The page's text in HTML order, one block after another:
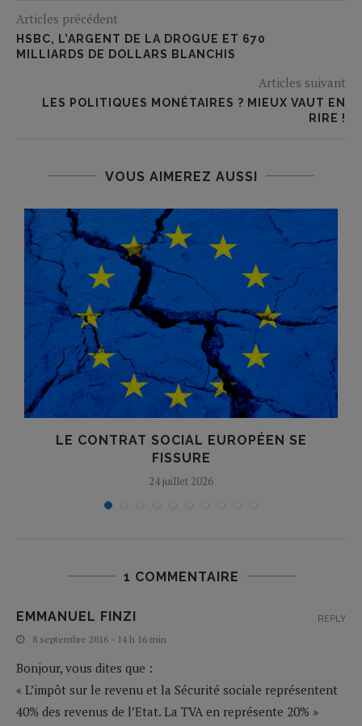
Articles précédent
HSBC, L’ARGENT DE LA DROGUE ET 670
MILLIARDS DE DOLLARS BLANCHIS
Articles suivant
LES POLITIQUES MONÉTAIRES ? MIEUX VAUT EN
RIRE !
VOUS AIMEREZ AUSSI
LE CONTRAT SOCIAL EUROPÉEN SE
FISSURE
24 juillet 2026
1 COMMENTAIRE
EMMANUEL FINZI
8 septembre 2016 - 14 h 16 min
Bonjour, vous dites que :
« L’impôt sur le revenu et la Sécurité sociale représentent
40% des revenus de l’Etat. La TVA en représente 20% »
REPLY